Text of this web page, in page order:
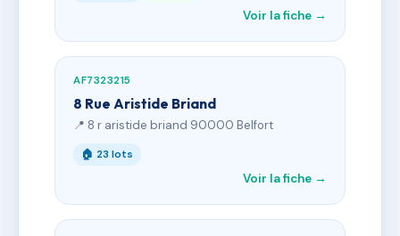
Voir la fiche →
AF7323215
8 Rue Aristide Briand
📍 8 r aristide briand 90000 Belfort
🏠 23 lots
Voir la fiche →